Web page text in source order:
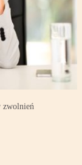
zwolnień